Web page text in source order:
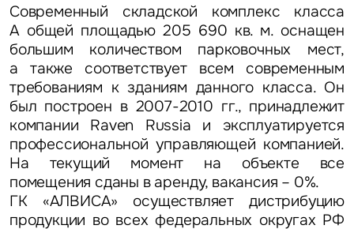
Современный складской комплекс класса
А общей площадью 205 690 кв. м. оснащен
большим количеством парковочных мест,
а также соответствует всем современным
требованиям к зданиям данного класса. Он
был построен в 2007-2010 гг., принадлежит
компании Raven Russia и эксплуатируется
профессиональной управляющей компанией.
На текущий момент на объекте все
помещения сданы в аренду, вакансия – 0%.
ГК «АЛВИСА» осуществляет дистрибуцию
продукции во всех федеральных округах РФ